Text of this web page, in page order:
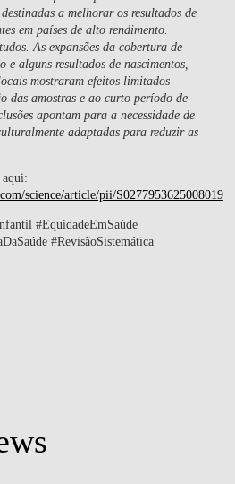
a melhorar os resultados de
em países de alto rendimento.
As expansões da cobertura de
e alguns resultados de nascimentos,
mostraram efeitos limitados
das amostras e ao curto período de
apontam para a necessidade de
adaptadas para reduzir as
science/article/pii/S0277953625008019
#EquidadeEmSaúde
#RevisãoSistemática